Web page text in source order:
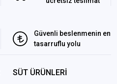
Güvenli beslenmenin en
tasarruflu yolu
SÜT ÜRÜNLERİ